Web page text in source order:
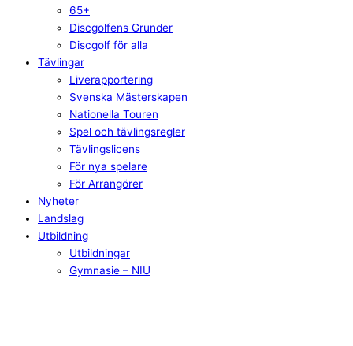
65+
Discgolfens Grunder
Discgolf för alla
Tävlingar
Liverapportering
Svenska Mästerskapen
Nationella Touren
Spel och tävlingsregler
Tävlingslicens
För nya spelare
För Arrangörer
Nyheter
Landslag
Utbildning
Utbildningar
Gymnasie – NIU